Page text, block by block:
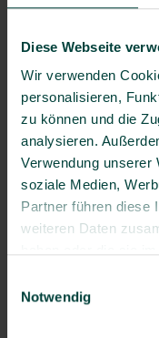
Diese Webseite
Wir verwenden
personalisieren,
zu können und die
analysieren.
Verwendung unserer
soziale Medien,
Partner führen diese
weiteren Daten
Notwendig
Die Teilnahme an
Anmeldung
Teilnehmer 0 / 16
Anmeldeschluss: